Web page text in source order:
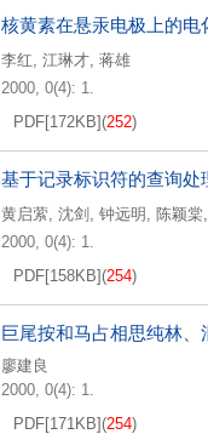
核黄素在悬汞电极上的电
李红, 江琳才, 蒋雄
2000, 0(4): 1.
PDF[172KB](252)
基于记录标识符的查询处
黄启萦, 沈剑 , 钟远明 , 陈颖棠,
2000, 0(4): 1.
PDF[158KB](254)
巨尾按和马占相思纯林
廖建良
2000, 0(4): 1.
PDF[171KB](254)